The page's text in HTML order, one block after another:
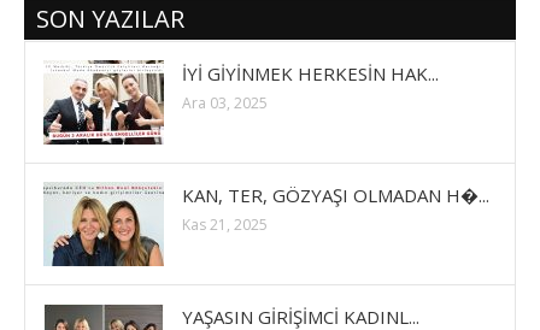
SON YAZILAR
İYİ GİYİNMEK HERKESİN HAK...
Ara 03, 2025
KAN, TER, GÖZYAŞI OLMADAN H�...
Kas 21, 2025
YAŞASIN GİRİŞİMCİ KADINL...